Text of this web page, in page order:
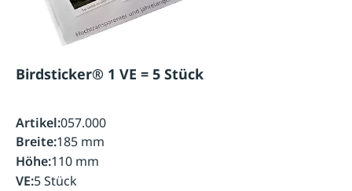
Birdsticker® 1 VE = 5 Stück
Artikel:057.000
Breite:185 mm
Höhe:110 mm
VE:5 Stück